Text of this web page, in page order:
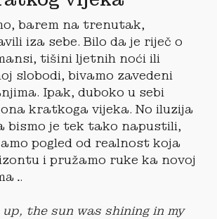
barem na trenutak,
iza sebe. Bilo da je riječ o
tišini ljetnih noći ili
slobodi, bivamo zavedeni
Ipak, duboko u sebi
kratkoga vijeka. No iluzija
bismo je tek tako napustili,
pogled od realnost koja
i pružamo ruke ka novoj
up, the sun was shining in my